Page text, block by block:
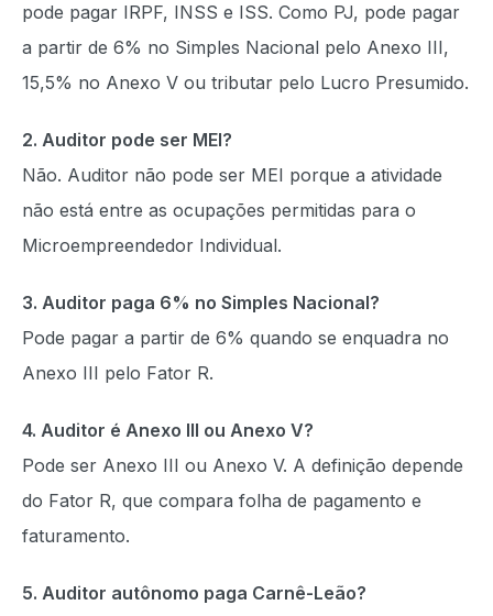
pode pagar IRPF, INSS e ISS. Como PJ, pode pagar
a partir de 6% no Simples Nacional pelo Anexo III,
15,5% no Anexo V ou tributar pelo Lucro Presumido.
2. Auditor pode ser MEI?
Não. Auditor não pode ser MEI porque a atividade
não está entre as ocupações permitidas para o
Microempreendedor Individual.
3. Auditor paga 6% no Simples Nacional?
Pode pagar a partir de 6% quando se enquadra no
Anexo III pelo Fator R.
4. Auditor é Anexo III ou Anexo V?
Pode ser Anexo III ou Anexo V. A definição depende
do Fator R, que compara folha de pagamento e
faturamento.
5. Auditor autônomo paga Carnê-Leão?